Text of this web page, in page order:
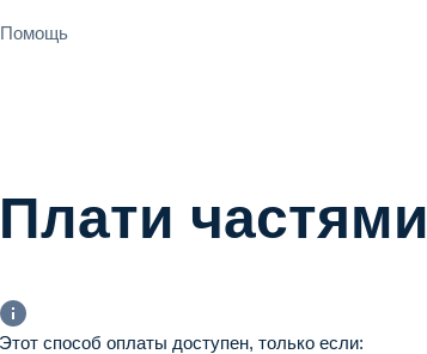
Помощь
Плати частями
Этот способ оплаты доступен, только если: